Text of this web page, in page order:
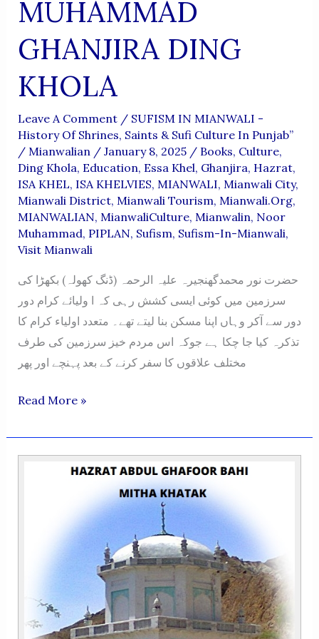
MUHAMMAD
GHANJIRA DING
KHOLA
Leave A Comment / SUFISM IN MIANWALI -
History Of Shrines, Saints & Sufi Culture In Punjab”
/ Mianwalian / January 8, 2025 / Books, Culture,
Ding Khola, Education, Essa Khel, Ghanjira, Hazrat,
ISA KHEL, ISA KHELVIES, MIANWALI, Mianwali City,
Mianwali District, Mianwali Tourism, Mianwali.org,
MIANWALIAN, MianwaliCulture, Mianwalin, Noor
Muhammad, PIPLAN, Sufism, Sufism-In-Mianwali,
Visit Mianwali
حضرت نور محمدگھنجیرہ علیہ الرحمہ (ڈنگ کھولہ) بکھڑا کی
سرزمین میں کوئی ایسی کشش رہی کہ ا ولیائے کرام دور
دور سے آکر وہاں اپنا مسکن بنا لیتے تھے۔ متعدد اولیاء کرام کا
تذکرہ کیا جا چکا ہے جوکہ اس مردم خیز سرزمین کی طرف
مختلف علاقوں کا سفر کرنے کے بعد پہنچے اور پھر
HAZRAT
MUHAMMAD
Read More »